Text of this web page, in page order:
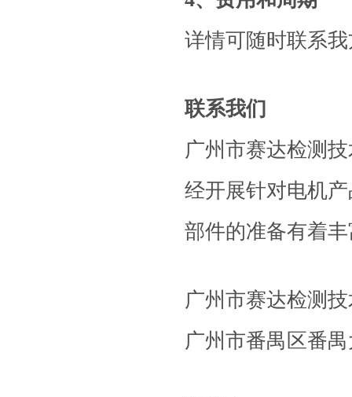
详情可随时联系
联系我们
广州市赛达检测
经开展针对电机
部件的准备有着
广州市赛达检测
广州市番禺区番